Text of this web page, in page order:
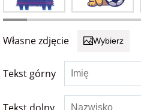
Fotoksiążki
Dodatki i
opakowania
na Dzień
Chłopaka
na Dzień Kobiet
dla przyjaciółki
dla przyjaciela
Własne zdjęcie Wybierz
Tekst górny